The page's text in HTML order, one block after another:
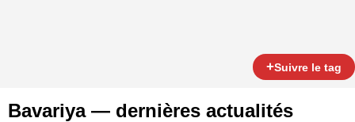
+Suivre le tag
Bavariya — dernières actualités